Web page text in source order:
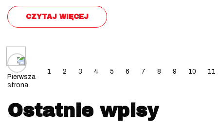
CZYTAJ WIĘCEJ
Posts navigation
Pierwsza
strona
1 2 3 4 5 6 7 8 9 10 11
Ostatnie wpisy